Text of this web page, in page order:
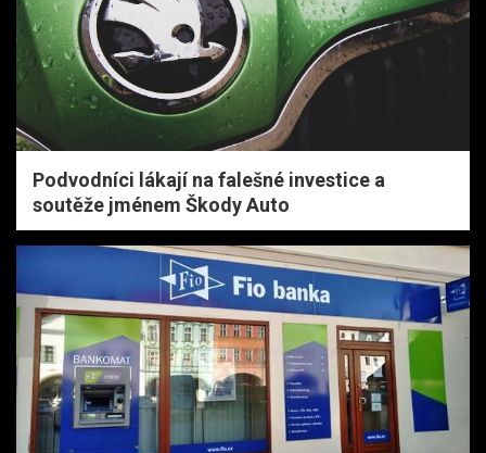
Podvodníci lákají na falešné investice a
soutěže jménem Škody Auto